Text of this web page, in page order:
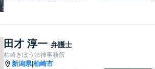
田才 淳一 弁護士
柏崎きぼう法律事務所
新潟県|柏崎市